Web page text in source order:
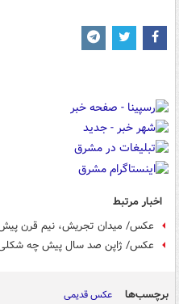
اخبار مرتبط
عکس/ میدان تجریش، نیم قرن
عکس/ ژاپن صد سال پیش چه شکلی
برچسب‌ها عکس قدیمی